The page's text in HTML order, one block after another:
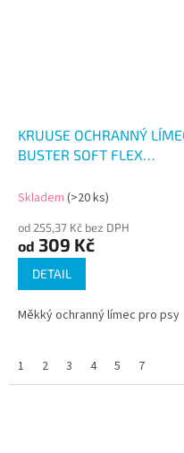
KRUUSE OCHRANNÝ
BUSTER SOFT FLEX
Skladem (>20 ks)
od 255,37 Kč bez DPH
od 309 Kč
DETAIL
Měkký ochranný límec pro psy
1 2 3 4 5 7